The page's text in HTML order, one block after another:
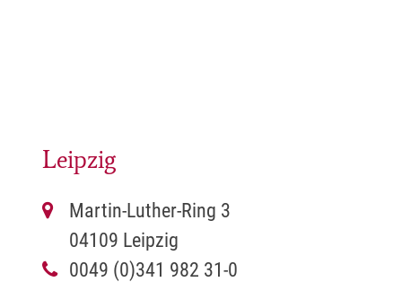
Leipzig
Martin-Luther-Ring 3
04109 Leipzig
0049 (0)341 982 31-0